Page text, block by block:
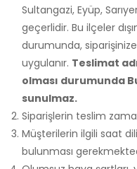
Sultangazi, Eyüp,
geçerlidir. Bu ilçeler
durumunda,
uygulanır. Teslimat
olması durumunda
sunulmaz.
Siparişlerin teslim
Müşterilerin ilgili saat
bulunması